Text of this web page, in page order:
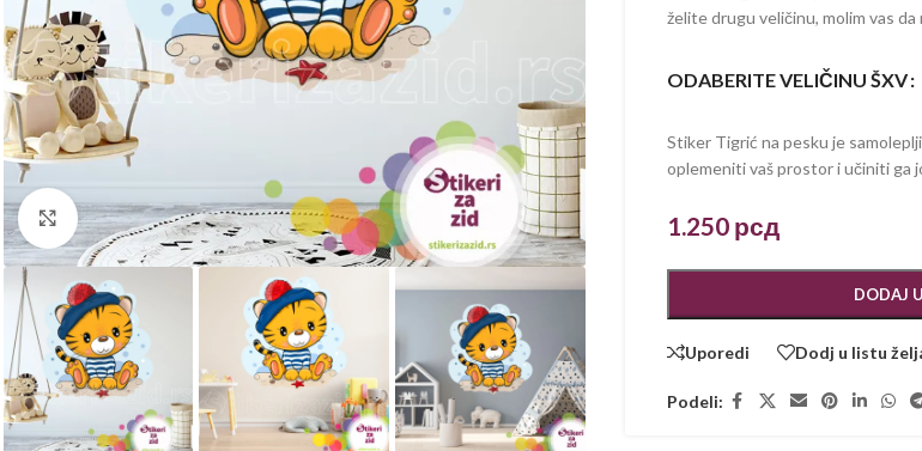
Kliknite za uvećanje
želite drugu veličinu, molim vas da
ODABERITE VELIČINU ŠXV
Stiker Tigrić na pesku je
oplemeniti vaš prostor i učiniti ga
1.250 рсд
DODAJ
Uporedi Dodj u listu
Podeli: